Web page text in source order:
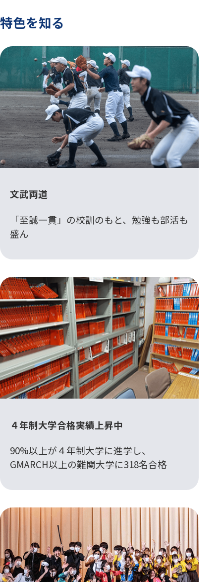
特色を知る
文武両道
「至誠一貫」の校訓のもと、勉強も部活も
盛ん
４年制大学合格実績上昇中
90%以上が４年制大学に進学し、
GMARCH以上の難関大学に318名合格